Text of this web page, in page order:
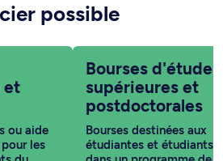
possible
et
ou aide
les
Bourses d'études
supérieures et
postdoctorales
Bourses destinées aux
étudiantes et étudiants